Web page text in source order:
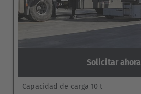
Solicitar ahora
Capacidad de carga 10 t